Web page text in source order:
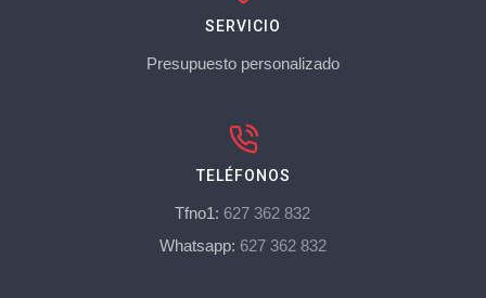
SERVICIO
Presupuesto personalizado
TELÉFONOS
Tfno1: 627 362 832
Whatsapp: 627 362 832